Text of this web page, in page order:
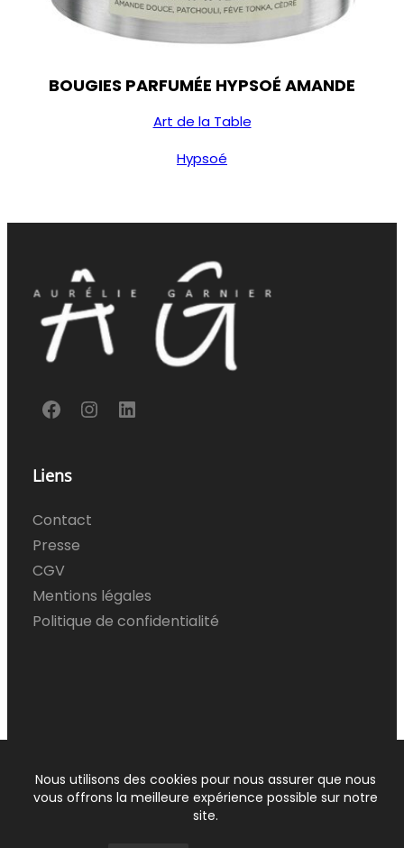
Nous utilisons des cookies pour nous assurer que nous
vous offrons la meilleure expérience possible sur notre
site.
BOUGIES PARFUMÉE HYPSOÉ AMANDE
Art de la Table
Hypsoé
F
c
b
o
o
k
a
g
a
m
L
n
Liens
Contact
Presse
CGV
Mentions légales
Politique de confidentialité
par
C&S Web